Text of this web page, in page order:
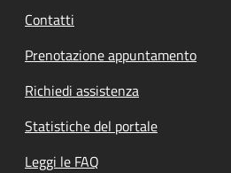
Contatti
Prenotazione appuntamento
Richiedi assistenza
Statistiche del portale
Leggi le FAQ